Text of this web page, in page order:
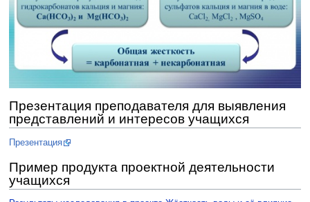
Презентация преподавателя для выявления
представлений и интересов учащихся
Презентация
Пример продукта проектной деятельности
учащихся